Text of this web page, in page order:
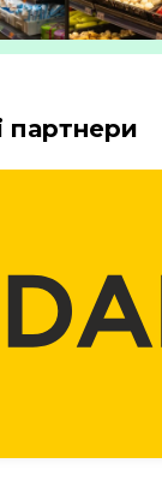
партнери